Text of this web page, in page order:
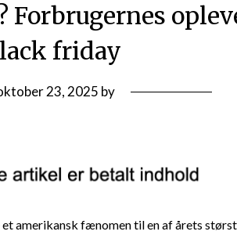
Forbrugernes
friday
23, 2025 by
amerikansk fænomen til en af årets